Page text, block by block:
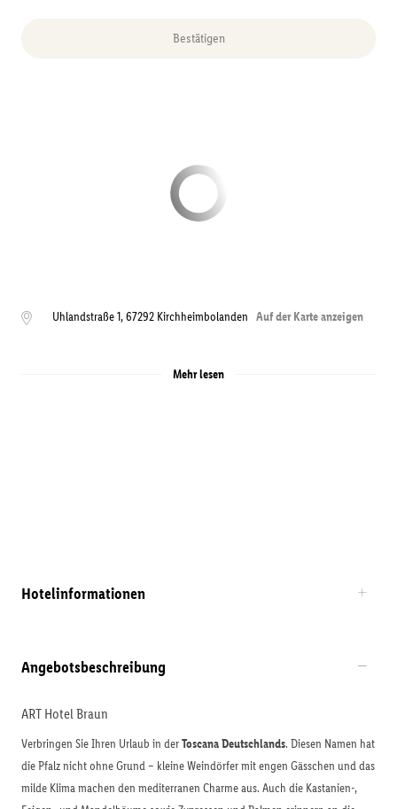
Bestätigen
Uhlandstraße 1,67292 Kirchheimbolanden Auf der Karte anzeigen
Mehr lesen
Hotelinformationen
Angebotsbeschreibung
ART Hotel Braun
Verbringen Sie Ihren Urlaub in derToscana Deutschlands. Diesen Namen hat
die Pfalz nicht ohne Grund – kleine Weindörfer mit engen Gässchen und das
milde Klima machen den mediterranen Charme aus. Auch die Kastanien-,